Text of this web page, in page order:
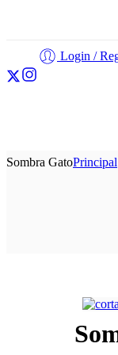
Login /
Sombra GatoPrincipal